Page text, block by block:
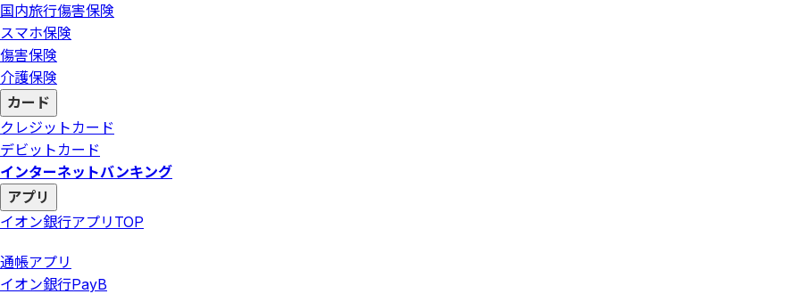
国内旅行傷害保険
スマホ保険
傷害保険
介護保険
カード
クレジットカード
デビットカード
インターネットバンキング
アプリ
イオン銀行アプリ TOP
通帳アプリ
イオン銀行PayB